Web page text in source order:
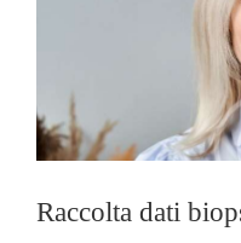
Raccolta dati